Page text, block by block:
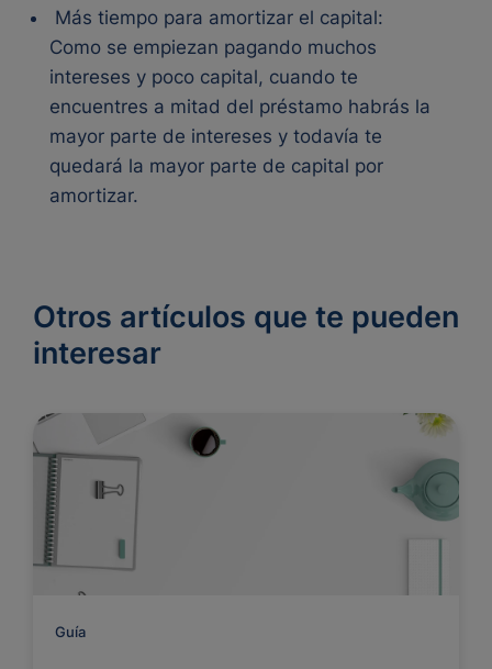
Más tiempo para amortizar el capital:
Como se empiezan pagando muchos
intereses y poco capital, cuando te
encuentres a mitad del préstamo habrás la
mayor parte de intereses y todavía te
quedará la mayor parte de capital por
amortizar.
Otros artículos que te pueden
interesar
Guía